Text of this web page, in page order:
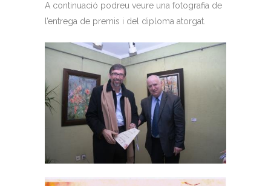
A continuació podreu veure una fotografia de
l’entrega de premis i del diploma atorgat.